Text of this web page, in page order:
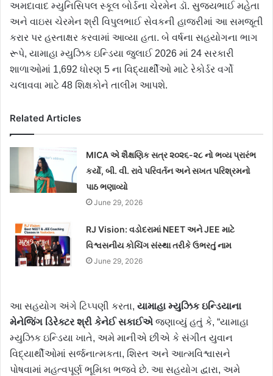
અમદાવાદ મ્યુનિસિપલ સ્કૂલ બોર્ડના ચેરમેન ડૉ. સુજયભાઈ મહેતા
અને વાઇસ ચેરમેન શ્રી વિપુલભાઈ સેવકની હાજરીમાં આ સમજૂતી
કરાર પર હસ્તાક્ષર કરવામાં આવ્યા હતા. બે વર્ષના સહયોગના ભાગ
રૂપે, યામાહા મ્યુઝિક ઇન્ડિયા જુલાઈ 2026 માં 24 સરકારી
શાળાઓમાં 1,692 ધોરણ 5 ના વિદ્યાર્થીઓ માટે રેકોર્ડર વર્ગો
ચલાવવા માટે 48 શિક્ષકોને તાલીમ આપશે.
Related Articles
MICA એ શૈક્ષણિક સત્ર ૨૦૨૬-૨૮ નો ભવ્ય પ્રારંભ
કર્યો, બી. વી. રાવે પરિવર્તન અને સખત પરિશ્રમનો
પાઠ ભણાવ્યો
June 29, 2026
RJ Vision: વડોદરામાં NEET અને JEE માટે
વિશ્વસનીય કોચિંગ સંસ્થા તરીકે ઉભરતું નામ
June 29, 2026
આ સહયોગ અંગે ટિપ્પણી કરતા, યામાહા મ્યુઝિક ઇન્ડિયાના
મેનેજિંગ ડિરેક્ટર શ્રી કેનેઈ સકાઈએ જણાવ્યું હતું કે, “યામાહા
મ્યુઝિક ઇન્ડિયા ખાતે, અમે માનીએ છીએ કે સંગીત યુવાન
વિદ્યાર્થીઓમાં સર્જનાત્મકતા, શિસ્ત અને આત્મવિશ્વાસને
પોષવામાં મહત્વપૂર્ણ ભૂમિકા ભજવે છે. આ સહયોગ દ્વારા, અમે